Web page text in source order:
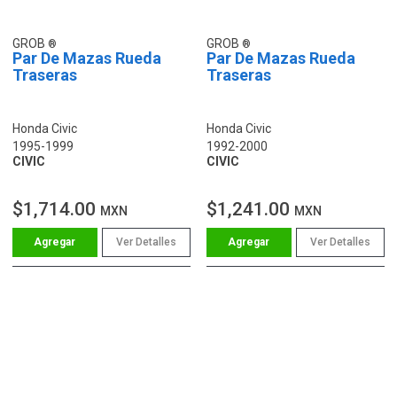
GROB
Par De Mazas Rueda
Traseras
Honda Civic
1995-1999
CIVIC
$1,714.00 MXN
Ver Detalles
GROB
Par De Mazas Rueda
Traseras
Honda Civic
1992-2000
CIVIC
$1,241.00 MXN
Ver Detalles